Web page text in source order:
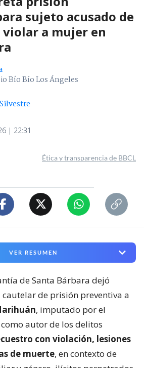
sujeto acusado de
a mujer en
Bío Bío Los Ángeles
| 22:31
Ética y transparencia de BBCL
VER RESUMEN
de Santa Bárbara dejó
de prisión preventiva a
, imputado por el
como autor de los delitos
con violación, lesiones
de muerte, en contexto de